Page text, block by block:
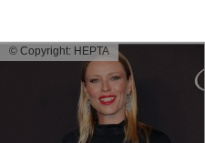
© Copyright: HEPTA